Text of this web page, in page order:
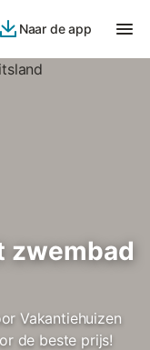
Naar de app
zwembad
Vakantiehuizen
de beste prijs!